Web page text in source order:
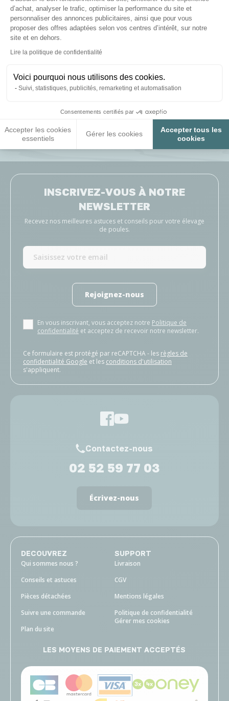
d’achat, analyser le trafic, optimiser la performance du site et
personnaliser des annonces publicitaires, ainsi que pour vous
proposer des offres adaptées selon vos centres d’intérêt, sur notre
site et en dehors.
Lire la politique de confidentialité
Voici pourquoi nous utilisons des cookies.
Suivi, statistiques, publicités, remarketing et automatisation
Consentements certifiés par
Accepter les cookies
essentiels
Gérer les cookies
Accepter tous les
cookies
Axeptio consent
Publié le 05/08/2026
Tres facile d utilisation
INSCRIVEZ-VOUS À NOTRE
NEWSLETTER
Recevez nos meilleures astuces et conseils pour votre élevage
de poules.
Rejoignez-nous
En vous inscrivant, vous acceptez notre Politique de
confidentialité et acceptez de recevoir notre newsletter.
Ce formulaire est protégé par reCAPTCHA - les règles de
confidentialité Google et les conditions d'utilisation
s'appliquent.
Contactez-nous
02 52 59 77 03
Écrivez-nous
DECOUVREZ
Qui sommes nous ?
Conseils et astuces
Pièces détachées
Suivre une commande
Plan du site
SUPPORT
Livraison
CGV
Mentions légales
Politique de confidentialité
Gérer mes cookies
LES MOYENS DE PAIEMENT ACCEPTÉS